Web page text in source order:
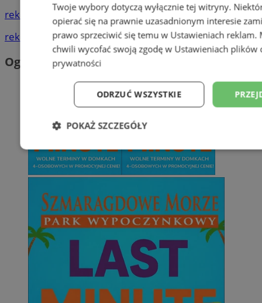
reklama
reklama
Ogłoszenia
Twoje wybory dotyczą wyłącznie tej witryny.
opierać się na prawnie uzasadnionym interesie
prawo sprzeciwić się temu w Ustawieniach reklam.
chwili wycofać swoją zgodę w Ustawieniach plików
prywatności
ODRZUĆ WSZYSTKIE
POKAŻ SZCZEGÓŁY
Niezbędne Wydajność
Niesklasyfikowane
Niezbędne Wydajność Targetowanie
Niezbędne pliki cookie umożliwiają korzystanie z podstawowych